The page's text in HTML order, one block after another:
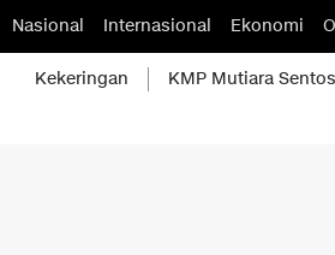
Nasional Internasional Ekonomi
Kekeringan KMP Mutiara